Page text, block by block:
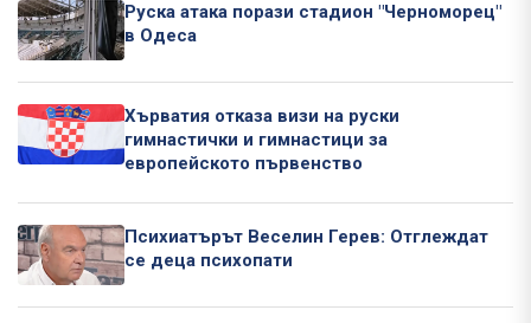
Руска атака порази стадион "Черноморец"
в Одеса
Хърватия отказа визи на руски
гимнастички и гимнастици за
европейското първенство
Психиатърът Веселин Герев: Отглеждат
се деца психопати